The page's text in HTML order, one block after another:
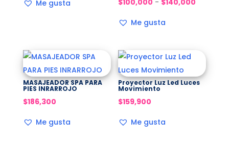
Me gusta $100,000 - $140,000
hasta
$140,000
Me gusta
MASAJEADOR SPA PARA
PIES INRARROJO
$186,300
Me gusta
Proyector Luz Led Luces
Movimiento
$159,900
Me gusta